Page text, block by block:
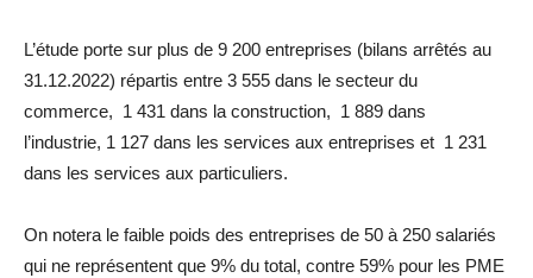
L’étude porte sur plus de 9 200 entreprises (bilans arrêtés au
31.12.2022) répartis entre 3 555 dans le secteur du
commerce, 1 431 dans la construction, 1 889 dans
l’industrie, 1 127 dans les services aux entreprises et 1 231
dans les services aux particuliers.
On notera le faible poids des entreprises de 50 à 250 salariés
qui ne représentent que 9% du total, contre 59% pour les PME